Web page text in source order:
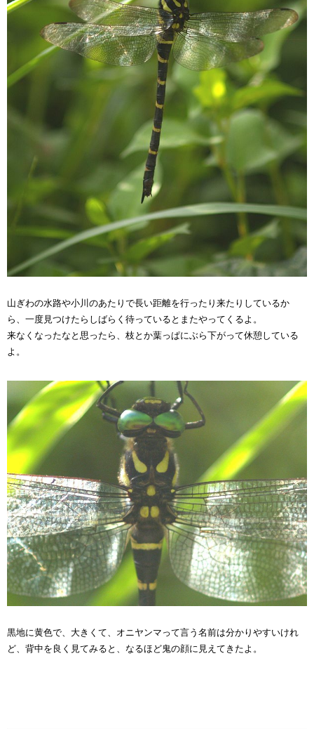
山ぎわの水路や小川のあたりで長い距離を行ったり来たりしているか
ら、一度見つけたらしばらく待っているとまたやってくるよ。
来なくなったなと思ったら、枝とか葉っぱにぶら下がって休憩している
よ。
黒地に黄色で、大きくて、オニヤンマって言う名前は分かりやすいけれ
ど、背中を良く見てみると、なるほど鬼の顔に見えてきたよ。